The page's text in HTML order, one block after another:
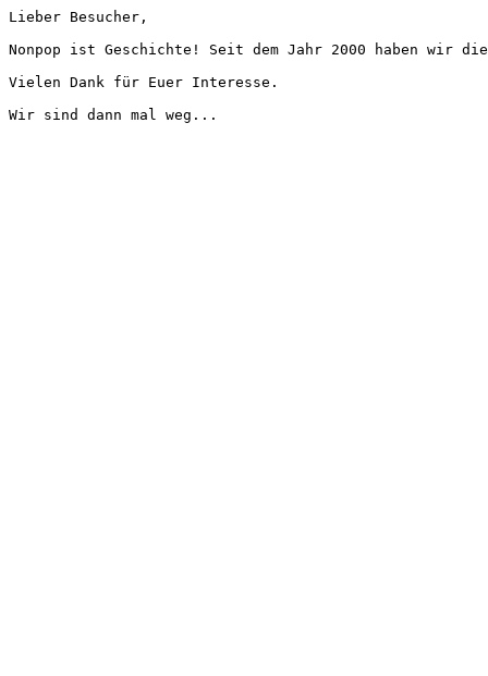
Lieber Besucher,
Nonpop ist Geschichte! Seit dem Jahr 2000 haben wir
Vielen Dank für Euer Interesse.
Wir sind dann mal weg...